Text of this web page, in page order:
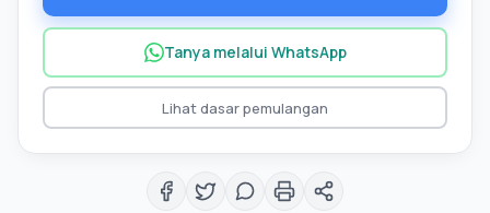
Tanya melalui WhatsApp
Lihat dasar pemulangan